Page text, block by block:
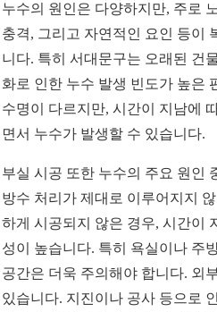
누수의 원인은 다양하지만, 주로
충격, 그리고 자연적인 요인 등이
니다. 특히 서대문구는 오래된 건
화로 인한 누수 발생 빈도가 높은
수명이 다르지만, 시간이 지남에
면서 누수가 발생할 수 있습니다.
부실 시공 또한 누수의 주요 원인
방수 처리가 제대로 이루어지지
하게 시공되지 않은 경우, 시간이
성이 높습니다. 특히 욕실이나 주
공간은 더욱 주의해야 합니다. 외
있습니다. 지진이나 공사 등으로